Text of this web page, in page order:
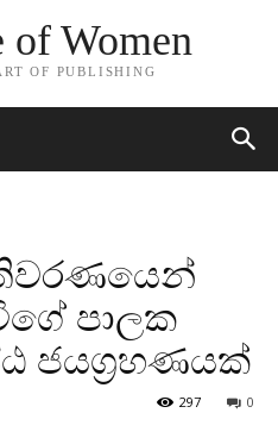
of Women
OF PUBLISHING
පාලක
ජයග්‍රහණයක්
0
297